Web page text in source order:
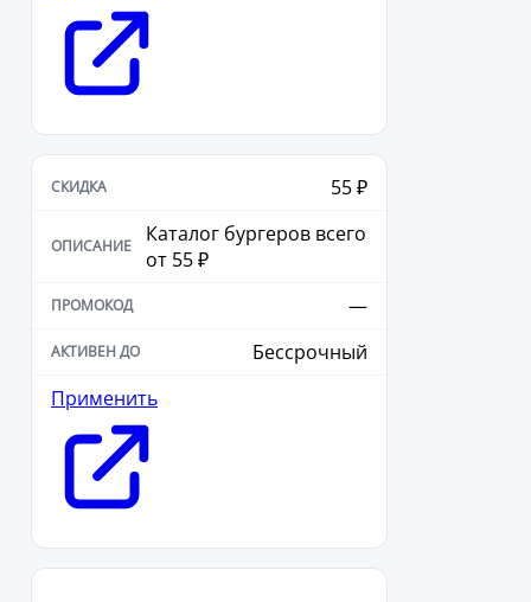
55 ₽
Каталог бургеров всего
от 55 ₽
—
Бессрочный
Применить